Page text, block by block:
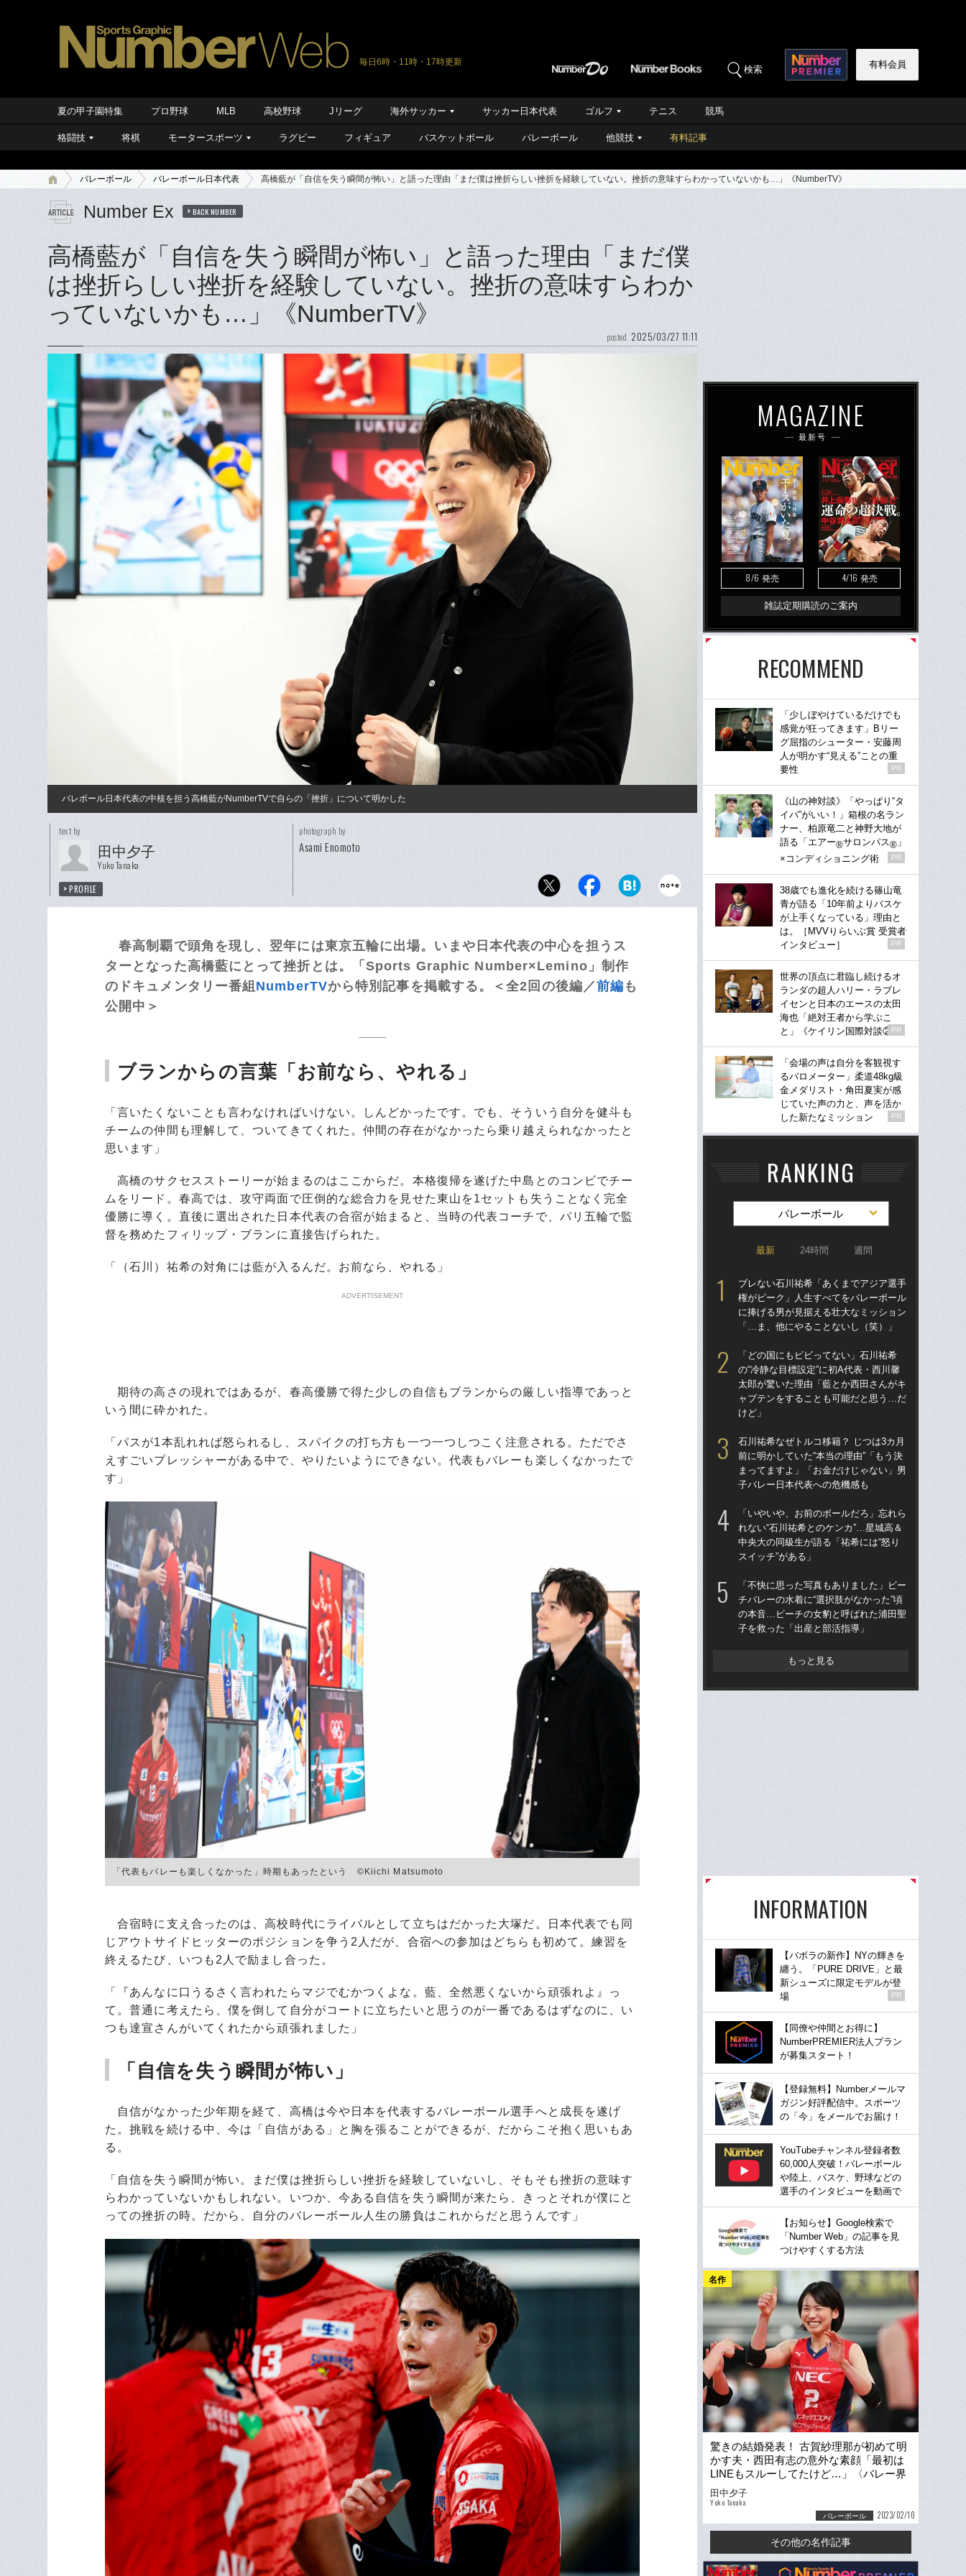
毎日6時・11時・17時更新
検索 有料会員
夏の甲子園特集 プロ野球 MLB 高校野球 Jリーグ 海外サッカー サッカー日本代表 ゴルフ テニス 競馬
格闘技 将棋 モータースポーツ ラグビー フィギュア バスケットボール バレーボール 他競技 有料記事
バレーボール バレーボール日本代表 高橋藍が「自信を失う瞬間が怖い」と語った理由「まだ僕は挫折らしい挫折を経験していない。挫折の意味すらわかっていないかも…」《NumberTV》
Number Ex BACK NUMBER
高橋藍が「自信を失う瞬間が怖い」と語った理由「まだ僕
は挫折らしい挫折を経験していない。挫折の意味すらわか
っていないかも…」《NumberTV》
posted 2025/03/27 11:11
バレボール日本代表の中核を担う高橋藍がNumberTVで自らの「挫折」について明かした
text by
田中夕子
Yuko Tanaka
PROFILE
photograph by
Asami Enomoto
春高制覇で頭角を現し、翌年には東京五輪に出場。 いまや日本代表の中心を担うス
ターとなった高橋藍にとって挫折とは。
「Sports Graphic Number×Lemino」制作
のドキュメンタリー番組 NumberTVから特別記事を掲載する。＜全2回の後編／前編 も
公開中＞
ブランからの言葉「お前なら、やれる」
「言いたくないことも言わなければいけない。しんどかったです。でも、そういう自分を健斗も
チームの仲間も理解して、ついてきてくれた。仲間の存在がなかったら乗り越えられなかったと
思います」
高橋のサクセスストーリーが始まるのはここからだ。本格復帰を遂げた中島とのコンビでチー
ムをリード。春高では、攻守両面で圧倒的な総合力を見せた東山を1セットも失うことなく完全
優勝に導く。直後に選出された日本代表の合宿が始まると、当時の代表コーチで、パリ五輪で監
督を務めたフィリップ・ブランに直接告げられた。
「（石川）祐希の対角には藍が入るんだ。お前なら、やれる」
ADVERTISEMENT
期待の高さの現れではあるが、春高優勝で得た少しの自信もブランからの厳しい指導であっと
いう間に砕かれた。
「パスが1本乱れれば怒られるし、スパイクの打ち方も一つ一つしつこく注意される。ただでさ
えすごいプレッシャーがある中で、やりたいようにできない。代表もバレーも楽しくなかったで
す」
「代表もバレーも楽しくなかった」時期もあったという ©︎Kiichi Matsumoto
合宿時に支え合ったのは、高校時代にライバルとして立ちはだかった大塚だ。日本代表でも同
じアウトサイドヒッターのポジションを争う2人だが、合宿への参加はどちらも初めて。練習を
終えるたび、いつも2人で励まし合った。
「『あんなに口うるさく言われたらマジでむかつくよな。藍、全然悪くないから頑張れよ』っ
て。普通に考えたら、僕を倒して自分がコートに立ちたいと思うのが一番であるはずなのに、い
つも達宣さんがいてくれたから頑張れました」
「自信を失う瞬間が怖い」
自信がなかった少年期を経て、高橋は今や日本を代表するバレーボール選手へと成長を遂げ
た。挑戦を続ける中、今は「自信がある」と胸を張ることができるが、だからこそ抱く思いもあ
る。
「自信を失う瞬間が怖い。まだ僕は挫折らしい挫折を経験していないし、そもそも挫折の意味す
らわかっていないかもしれない。いつか、今ある自信を失う瞬間が来たら、きっとそれが僕にと
っての挫折の時。だから、自分のバレーボール人生の勝負はこれからだと思うんです」
MAGAZINE
最新号
8/6 発売 4/16 発売
雑誌定期購読のご案内
RECOMMEND
「少しぼやけているだけでも
感覚が狂ってきます」Bリー
グ屈指のシューター・安藤周
人が明かす“見える”ことの重
要性
PR
《山の神対談》「やっぱり“タ
イパ”がいい！」箱根の名ラン
ナー、柏原竜二と神野大地が
語る「エアー®サロンパス® 」
×コンディショニング術
PR
38歳でも進化を続ける篠山竜
青が語る「10年前よりバスケ
が上手くなっている」理由と
は。［MVVりらいぶ賞 受賞者
インタビュー］
PR
世界の頂点に君臨し続けるオ
ランダの超人ハリー・ラブレ
イセンと日本のエースの太田
海也「絶対王者から学ぶこ
と」《ケイリン国際対談②》
PR
「会場の声は自分を客観視す
るバロメーター」柔道48kg級
金メダリスト・角田夏実が感
じていた声の力と、声を活か
した新たなミッション
PR
RANKING
バレーボール
最新 24時間 週間
ブレない石川祐希「あくまでアジア選手
権がピーク」人生すべてをバレーボール
に捧げる男が見据える壮大なミッション
「…ま、他にやることないし（笑）」
「どの国にもビビってない」石川祐希
の“冷静な目標設定”に初A代表・西川馨
太郎が驚いた理由「藍とか西田さんがキ
ャプテンをすることも可能だと思う…だ
けど」
石川祐希なぜトルコ移籍？ じつは3カ月
前に明かしていた“本当の理由”「もう決
まってますよ」「お金だけじゃない」男
子バレー日本代表への危機感も
「いやいや、お前のボールだろ」忘れら
れない“石川祐希とのケンカ”…星城高＆
中央大の同級生が語る「祐希には“怒り
スイッチ”がある」
「不快に思った写真もありました」ビー
チバレーの水着に“選択肢がなかった”頃
の本音…ビーチの女豹と呼ばれた浦田聖
子を救った「出産と部活指導」
もっと見る
INFORMATION
【バボラの新作】NYの輝きを
纏う。「PURE DRIVE」と最
新シューズに限定モデルが登
場
PR
【同僚や仲間とお得に】
NumberPREMIER法人プラン
が募集スタート！
【登録無料】Numberメールマ
ガジン好評配信中。スポーツ
の「今」をメールでお届け！
YouTubeチャンネル登録者数
60,000人突破！バレーボール
や陸上、バスケ、野球などの
選手のインタビューを動画で
【お知らせ】Google検索で
「Number Web」の記事を見
つけやすくする方法
名作
驚きの結婚発表！ 古賀紗理那が初めて明
かす夫・西田有志の意外な素顔「最初は
LINEもスルーしてたけど…」〈バレー界
のビッグカップル秘話〉
田中夕子
Yuko Tanaka
バレーボール 2023/02/10
その他の名作記事